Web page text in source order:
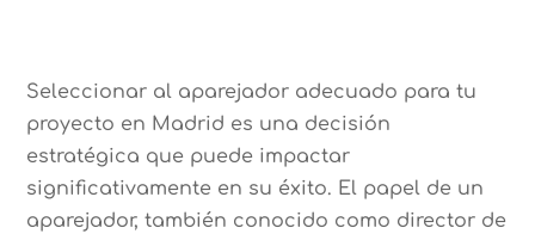
Seleccionar al aparejador adecuado para tu
proyecto en Madrid es una decisión
estratégica que puede impactar
significativamente en su éxito. El papel de un
aparejador, también conocido como director de